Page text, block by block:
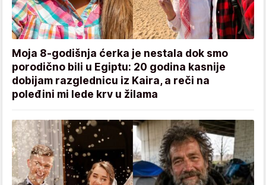
Moja 8-godišnja ćerka je nestala dok smo
porodično bili u Egiptu: 20 godina kasnije
dobijam razglednicu iz Kaira, a reči na
poleđini mi lede krv u žilama